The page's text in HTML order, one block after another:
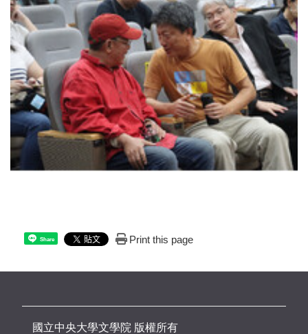
Share Print this page
國立中央大學文學院 版權所有